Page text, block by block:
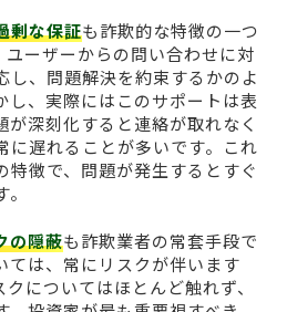
剰な保証も詐欺的な特徴の一つ
ーザーからの問い合わせに対
し、問題解決を約束するかのよ
し、実際にはこのサポートは表
深刻化すると連絡が取れなく
に遅れることが多いです。これ
特徴で、問題が発生するとすぐ
の隠蔽も詐欺業者の常套手段で
ては、常にリスクが伴います
についてはほとんど触れず、